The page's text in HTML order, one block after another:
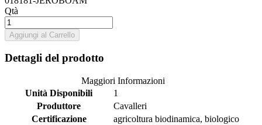
Qtà
Aggiungi al Carrello
Dettagli del prodotto
Maggiori Informazioni
Unità Disponibili
1
Produttore
Cavalleri
Certificazione
agricoltura biodinamica, biologico